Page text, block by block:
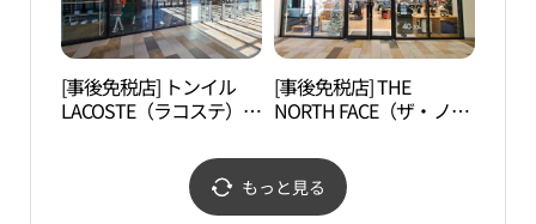
멜로우 롯데프리미엄아
울렛 파주점)
[事後免税店] トンイル
LACOSTE（ラコステ）・
レットパジュ（坡州）店
(라코스테 롯데프리미엄
[事後免税店] THE
NORTH FACE（ザ・ノー
プレミアムアウトレット
パジュ（坡州）店(노스
페이스 롯데프리미엄아
もっと見る